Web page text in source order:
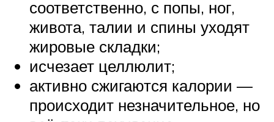
соответственно, с попы, ног,
живота, талии и спины уходят
жировые складки;
исчезает целлюлит;
активно сжигаются калории —
происходит незначительное, но